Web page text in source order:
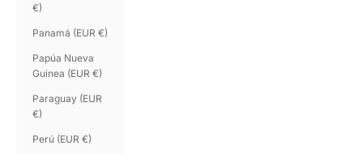
€)
Panamá (EUR €)
Papúa Nueva
Guinea (EUR €)
Paraguay (EUR
€)
Perú (EUR €)